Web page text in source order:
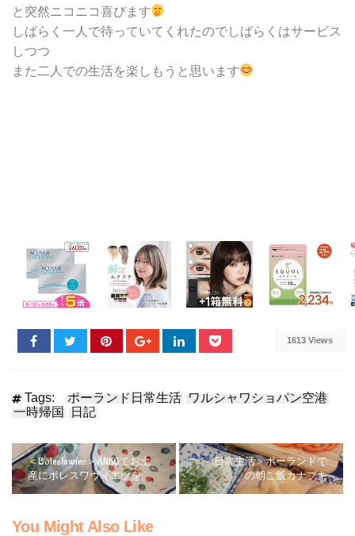
と突然ニコニコ喜びます
しばらく一人で待っていてくれたのでしばらくはサービス
しつつ
また二人での生活を楽しもうと思います
1613 Views
Tags: ポーランド日常生活 ワルシャワショパン空港
一時帰国
日記
＜Bolesławiec＞ANKOでお土
産にボレスワヴィエツを
＜日常生活＞ポーランドで
の朝ご飯カナプキ
You Might Also Like